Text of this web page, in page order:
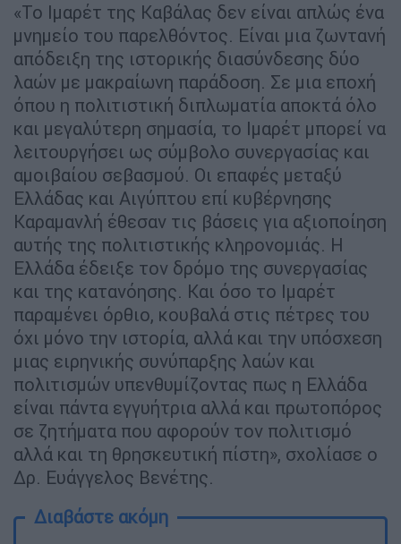
«Το Ιμαρέτ της Καβάλας δεν είναι απλώς ένα
μνημείο του παρελθόντος. Είναι μια ζωντανή
απόδειξη της ιστορικής διασύνδεσης δύο
λαών με μακραίωνη παράδοση. Σε μια εποχή
όπου η πολιτιστική διπλωματία αποκτά όλο
και μεγαλύτερη σημασία, το Ιμαρέτ μπορεί να
λειτουργήσει ως σύμβολο συνεργασίας και
αμοιβαίου σεβασμού. Οι επαφές μεταξύ
Ελλάδας και Αιγύπτου επί κυβέρνησης
Καραμανλή έθεσαν τις βάσεις για αξιοποίηση
αυτής της πολιτιστικής κληρονομιάς. Η
Ελλάδα έδειξε τον δρόμο της συνεργασίας
και της κατανόησης. Και όσο το Ιμαρέτ
παραμένει όρθιο, κουβαλά στις πέτρες του
όχι μόνο την ιστορία, αλλά και την υπόσχεση
μιας ειρηνικής συνύπαρξης λαών και
πολιτισμών υπενθυμίζοντας πως η Ελλάδα
είναι πάντα εγγυήτρια αλλά και πρωτοπόρος
σε ζητήματα που αφορούν τον πολιτισμό
αλλά και τη θρησκευτική πίστη», σχολίασε ο
Δρ. Ευάγγελος Βενέτης.
Διαβάστε ακόμη